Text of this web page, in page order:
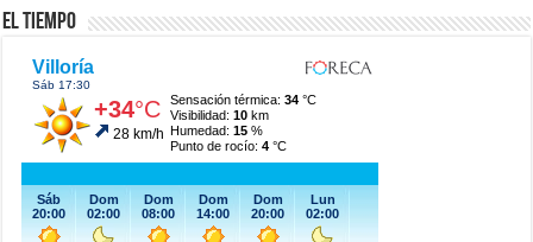
El Tiempo